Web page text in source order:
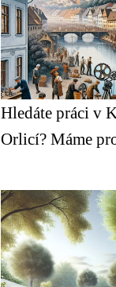
Hledáte práci v
Orlicí? Máme